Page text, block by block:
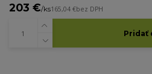
203 €/ks165,04 €bez DPH
Pridať